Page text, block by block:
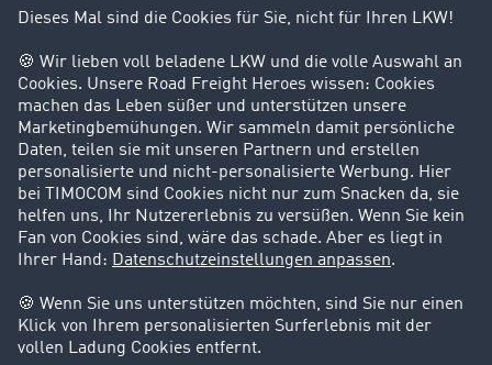
Kunden werben Kunden
Success Stories
Karriere
Support
Kontakt
Rechtliches
Impressum